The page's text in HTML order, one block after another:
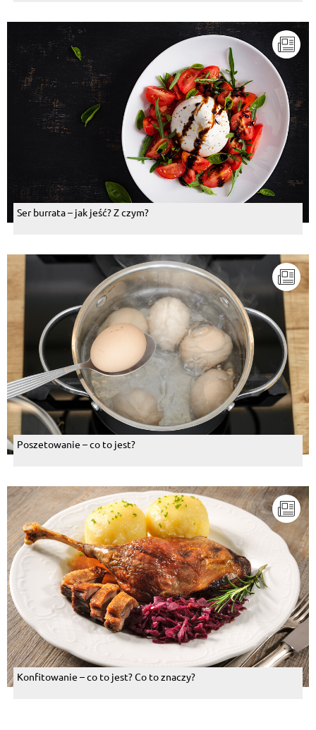
Ser burrata – jak jeść? Z czym?
Poszetowanie – co to jest?
Konfitowanie – co to jest? Co to znaczy?